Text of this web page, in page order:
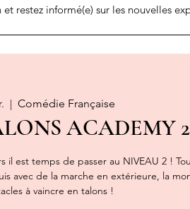
restez informé(e) sur les nouvelles
  |
Comédie Française
ACADEMY
il est temps de passer au NIVEAU 2 !
avec de la marche en extérieure, la
à vaincre en talons !